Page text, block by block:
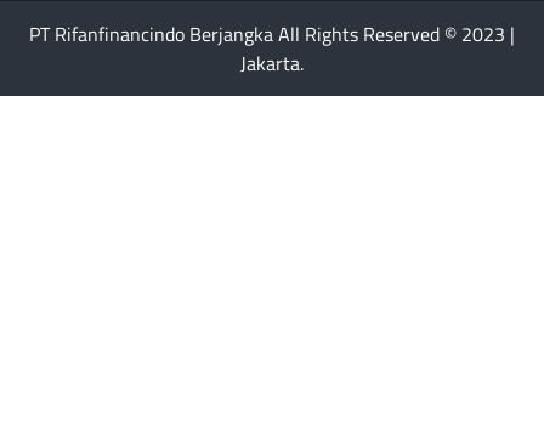
PT Rifanfinancindo Berjangka All Rights Reserved © 2023 |
Jakarta.